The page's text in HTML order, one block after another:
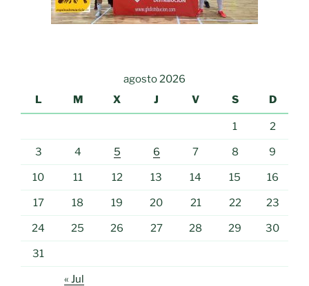
agosto 2026
L
M X J V S D
1 2
3 4 5 6 7 8 9
10 11 12 13 14 15 16
17 18 19 20 21 22 23
24 25 26 27 28 29 30
31
« Jul